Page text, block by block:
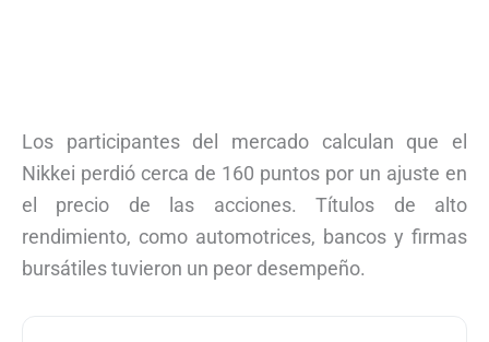
Los participantes del mercado calculan que el
Nikkei perdió cerca de 160 puntos por un ajuste en
el precio de las acciones. Títulos de alto
rendimiento, como automotrices, bancos y firmas
bursátiles tuvieron un peor desempeño.